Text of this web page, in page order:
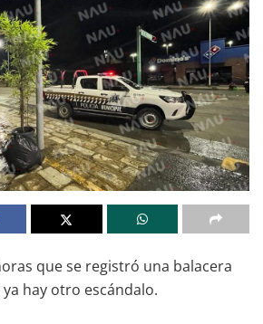
que se registró una balacera
hay otro escándalo.